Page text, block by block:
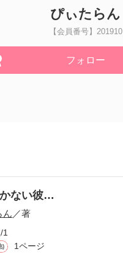
ぴぃたらん
【会員番号】201910
フォロー
ない彼…
ん／著
1
) 1ページ